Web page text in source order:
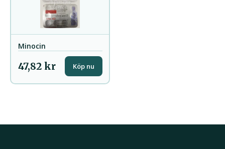
Minocin
47,82 kr Köp nu